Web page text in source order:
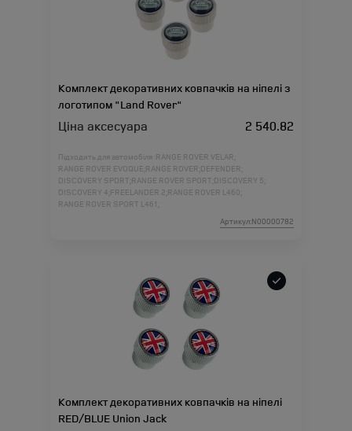
Комплект декоративних ковпачків на ніпелі з
логотипом "Land Rover"
Ціна аксесуара 2 540.82
Підходить для автомобіля : RANGE ROVER VELAR;
RANGE ROVER EVOQUE; RANGE ROVER; DEFENDER;
DISCOVERY SPORT; RANGE ROVER SPORT; DISCOVERY 5;
DISCOVERY 4; FREELANDER 2; RANGE ROVER L460;
RANGE ROVER SPORT L461;
Артикул:N00000782
Комплект декоративних ковпачків на ніпелі
RED/BLUE Union Jack